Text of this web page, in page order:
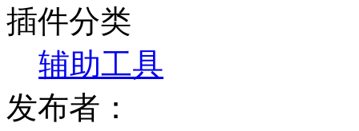
插件分类
辅助工具
发布者：